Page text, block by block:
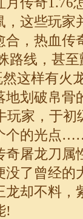
这些玩家
，热血传
路线，甚
这样有火
划破帛骨
玩家，于
个的光点
屠龙刀属
了曾经的
却不料，
!